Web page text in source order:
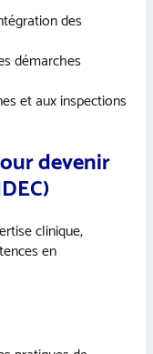
des
démarches
et aux inspections
devenir
clinique,
en